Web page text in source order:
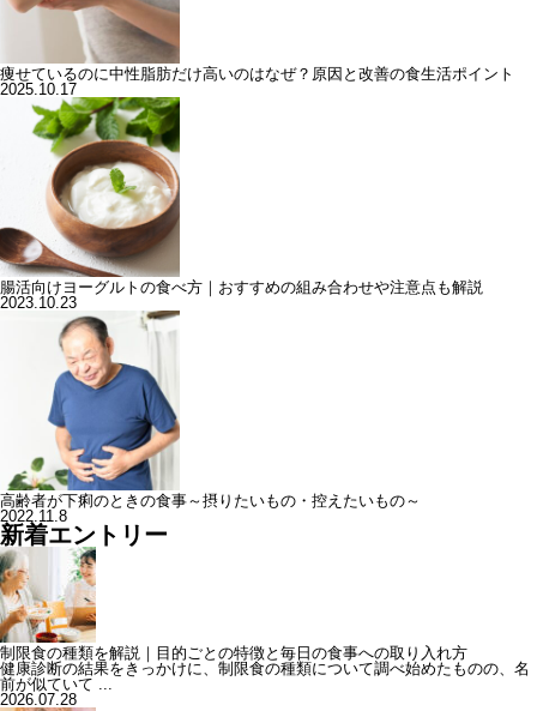
痩せているのに中性脂肪だけ高いのはなぜ？原因と改善の食生活ポイント
2025.10.17
腸活向けヨーグルトの食べ方｜おすすめの組み合わせや注意点も解説
2023.10.23
高齢者が下痢のときの食事～摂りたいもの・控えたいもの～
2022.11.8
新着エントリー
制限食の種類を解説｜目的ごとの特徴と毎日の食事への取り入れ方
健康診断の結果をきっかけに、制限食の種類について調べ始めたものの、名
前が似ていて ...
2026.07.28